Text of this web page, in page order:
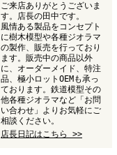
ご来店ありがとうございま
す。店長の田中です。
風情ある製品をコンセプト
に樹木模型や各種ジオラマ
の製作、販売を行っており
ます。販売中の商品以外
に、オーダーメイド、特注
品、極小ロットOEMも承っ
ております。鉄道模型その
他各種ジオラマなど「お問
い合わせ」よりお気軽にご
相談ください。
店長日記はこちら >>